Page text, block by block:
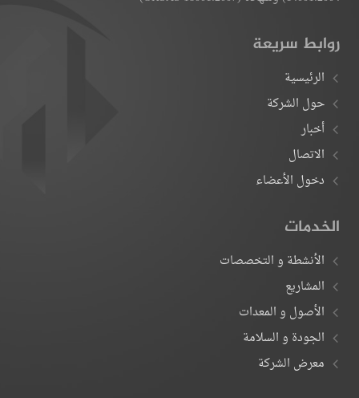
روابط سريعة
الرئيسية
حول الشركة
أخبار
الاتصال
دخول الأعضاء
الخدمات
الأنشطة و التخصصات
المشاريع
الأصول و المعدات
الجودة و السلامة
معرض الشركة